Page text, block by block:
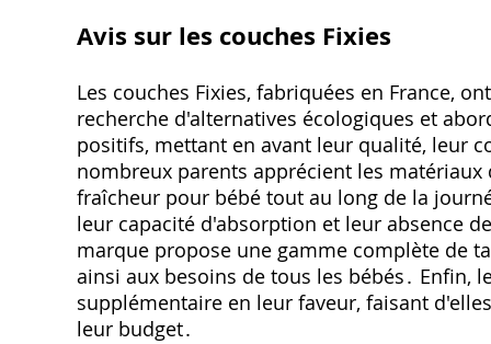
Avis sur les couches Fixies
Les couches Fixies‚ fabriquées en France‚
recherche d'alternatives écologiques et
positifs‚ mettant en avant leur qualité‚ leur
nombreux parents apprécient les
fraîcheur pour bébé tout au long de la
leur capacité d'absorption et leur absence
marque propose une gamme complète de
ainsi aux besoins de tous les bébés․ Enfin‚
supplémentaire en leur faveur‚ faisant
leur budget․